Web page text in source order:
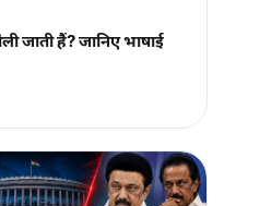
जाती हैं? जानिए भाषाई